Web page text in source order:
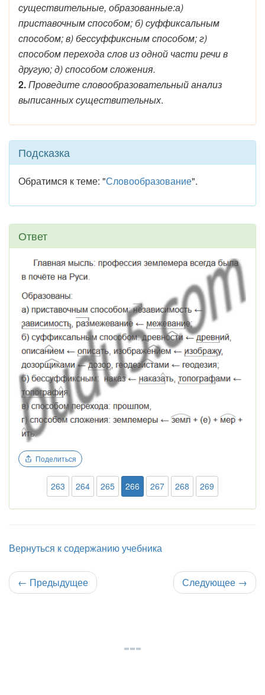
существительные, образованные:а)
приставочным способом; б) суффиксальным
способом; в) бессуффиксным способом; г)
способом перехода слов из одной части речи в
другую; д) способом сложения.
2.Проведите словообразовательный анализ
выписанных существительных.
Подсказка
Обратимся к теме: "Словообразование".
Ответ
Поделиться
263 264 265 266 267 268 269
Вернуться к содержанию учебника
← Предыдущее Следующее →